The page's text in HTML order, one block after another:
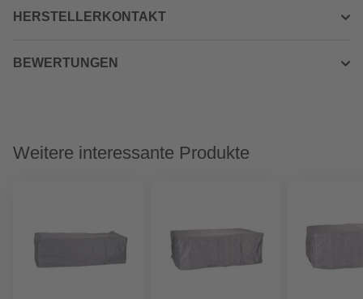
HERSTELLERKONTAKT
BEWERTUNGEN
Weitere interessante Produkte